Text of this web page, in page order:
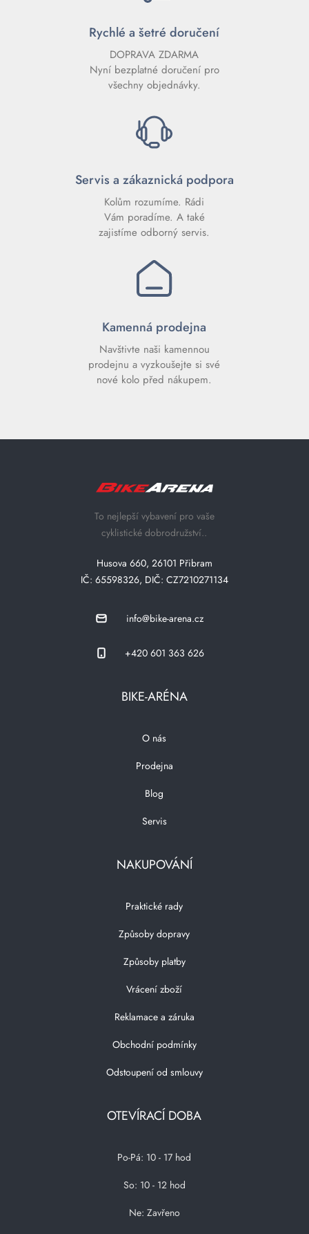
Rychlé a šetré doručení
DOPRAVA ZDARMA
Nyní bezplatné doručení pro
všechny objednávky.
Servis a zákaznická podpora
Kolům rozumíme. Rádi
Vám poradíme. A také
zajistíme odborný servis.
Kamenná prodejna
Navštivte naši kamennou
prodejnu a vyzkoušejte si své
nové kolo před nákupem.
To nejlepší vybavení pro vaše
cyklistické dobrodružství..
Husova 660, 26101 Přibram
IČ: 65598326, DIČ: CZ7210271134
info@bike-arena.cz
+420 601 363 626
BIKE-ARÉNA
O nás
Prodejna
Blog
Servis
NAKUPOVÁNÍ
Praktické rady
Způsoby dopravy
Způsoby platby
Vrácení zboží
Reklamace a záruka
Obchodní podmínky
Odstoupení od smlouvy
OTEVÍRACÍ DOBA
Po-Pá: 10 - 17 hod
So: 10 - 12 hod
Ne: Zavřeno